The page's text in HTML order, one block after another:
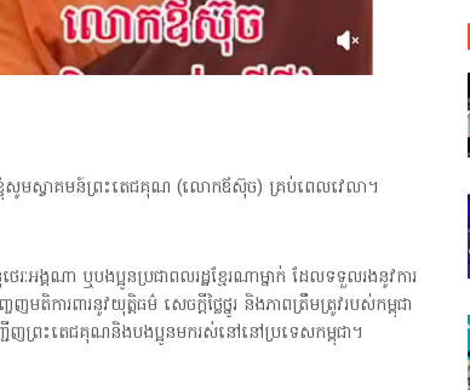
ាល់ ខ្ញុំសូមស្វាគមន៍ព្រះតេជគុណ (លោកឪស៊ុច) គ្រប់ពេលវេលា។
ង្គណា ឬបងប្អូនប្រជាពលរដ្ឋខ្មែរណាម្នាក់ ដែលទទួលរងនូវការ
តិការពារនូវយុត្តិធម៌ សេចក្តីថ្លៃថ្នូរ និងភាពត្រឹមត្រូវរបស់កម្ពុជា
ជើញព្រះតេជគុណនិងបងប្អូនមករស់នៅនៅប្រទេសកម្ពុជា។